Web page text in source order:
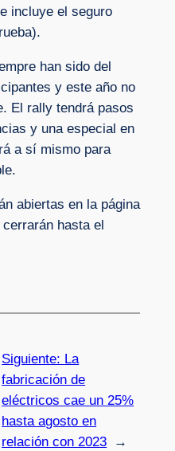
incluye el seguro
han sido del
y este año no
El rally tendrá pasos
y una especial en
a sí mismo para
abiertas en la página
hasta el
Siguiente: La
fabricación de
eléctricos cae un 25%
hasta agosto en
relación con 2023
→